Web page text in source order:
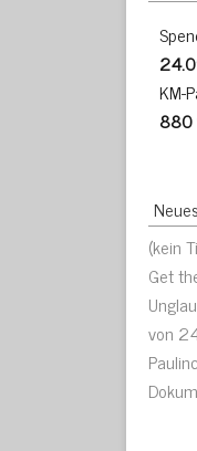
KM-
880
(kein
Get
von